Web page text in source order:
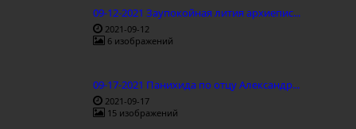
09-12-2021 Заупокойная лития архиепис...
2021-09-12
6 изображений
09-17-2021 Панихида по отцу Александр...
2021-09-17
15 изображений